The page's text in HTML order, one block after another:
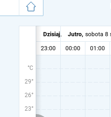
°C
29°
26°
23°